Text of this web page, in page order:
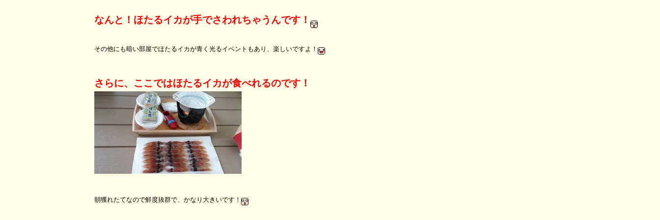
なんと！ほたるイカが手でさわれちゃうんです！
その他にも暗い部屋でほたるイカが青く光るイベントもあり、楽しいですよ！
さらに、ここではほたるイカが食べれるのです！
朝獲れたてなので鮮度抜群で、かなり大きいです！